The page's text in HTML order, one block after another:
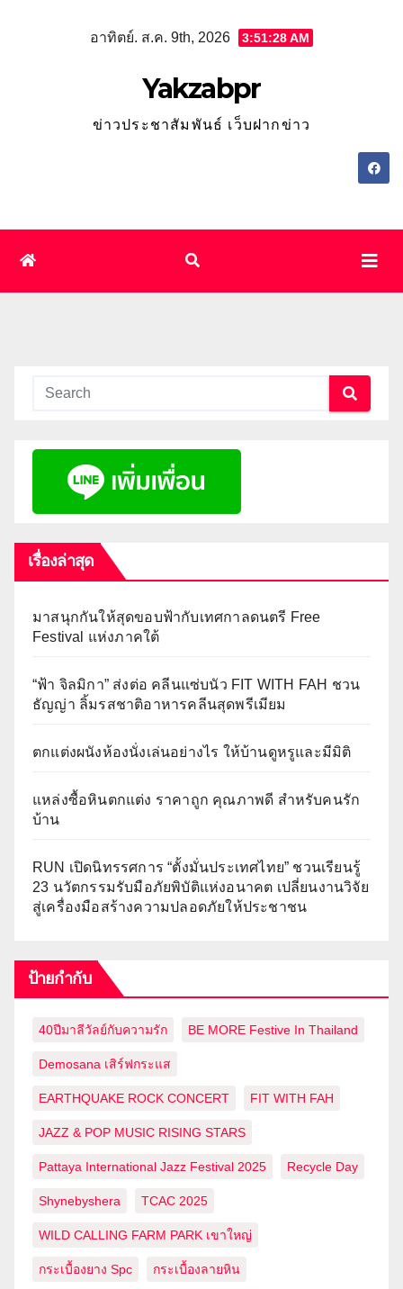
อาทิตย์. ส.ค. 9th, 2026 3:51:29 AM
Yakzabpr
ข่าวประชาสัมพันธ์ เว็บฝากข่าว
เรื่องล่าสุด
มาสนุกกันให้สุดขอบฟ้ากับเทศกาลดนตรี Free
Festival แห่งภาคใต้
“ฟ้า จิลมิกา” ส่งต่อ คลีนแซ่บนัว FIT WITH FAH ชวน
ธัญญ่า ลิ้มรสชาติอาหารคลีนสุดพรีเมียม
ตกแต่งผนังห้องนั่งเล่นอย่างไร ให้บ้านดูหรูและมีมิติ
แหล่งซื้อหินตกแต่ง ราคาถูก คุณภาพดี สำหรับคนรัก
บ้าน
RUN เปิดนิทรรศการ “ตั้งมั่นประเทศไทย” ชวนเรียนรู้
23 นวัตกรรมรับมือภัยพิบัติแห่งอนาคต เปลี่ยนงานวิจัย
สู่เครื่องมือสร้างความปลอดภัยให้ประชาชน
ป้ายกำกับ
40ปีมาลีวัลย์กับความรัก BE MORE Festive In Thailand
Demosana เสิร์ฟกระแส
EARTHQUAKE ROCK CONCERT FIT WITH FAH
JAZZ & POP MUSIC RISING STARS
Pattaya International Jazz Festival 2025 Recycle Day
Shynebyshera TCAC 2025
WILD CALLING FARM PARK เขาใหญ่
กระเบื้องยาง Spc กระเบื้องลายหิน